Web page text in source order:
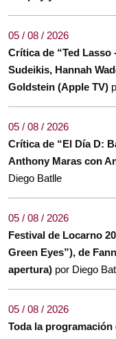
05 / 08 / 2026
Crítica de “Ted Lasso
Sudeikis, Hannah
Goldstein (Apple TV)
05 / 08 / 2026
Crítica de “El Día D:
Anthony Maras con
Diego Batlle
05 / 08 / 2026
Festival de Locarno
Green Eyes”), de
apertura) por Diego
05 / 08 / 2026
Toda la